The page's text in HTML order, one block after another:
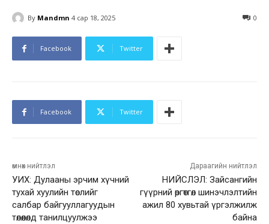
By Mandmn 4 сар 18, 2025 0
Facebook Twitter
Facebook Twitter
өмнөх нийтлэл
УИХ: Дулааны эрчим хүчний
тухай хуулийн төслийг
салбар байгууллагуудын
төлөөлөлд танилцуулжээ
Дараагийн нийтлэл
НИЙСЛЭЛ: Зайсангийн
гүүрний өргөтгөл шинэчлэлтийн
ажил 80 хувьтай үргэлжилж
байна